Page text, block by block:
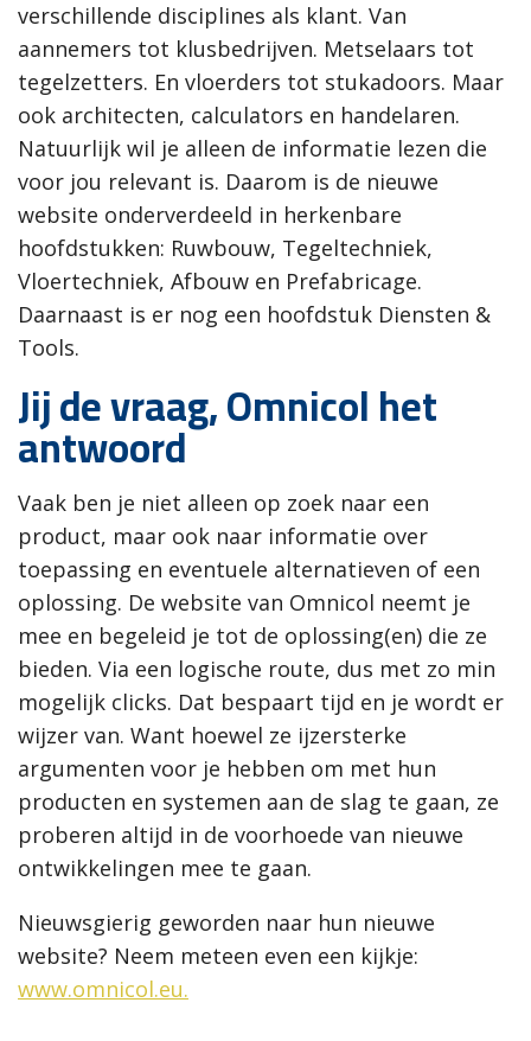
verschillende disciplines als klant. Van
aannemers tot klusbedrijven. Metselaars tot
tegelzetters. En vloerders tot stukadoors. Maar
ook architecten, calculators en handelaren.
Natuurlijk wil je alleen de informatie lezen die
voor jou relevant is. Daarom is de nieuwe
website onderverdeeld in herkenbare
hoofdstukken: Ruwbouw, Tegeltechniek,
Vloertechniek, Afbouw en Prefabricage.
Daarnaast is er nog een hoofdstuk Diensten &
Tools.
Jij de vraag, Omnicol het
antwoord
Vaak ben je niet alleen op zoek naar een
product, maar ook naar informatie over
toepassing en eventuele alternatieven of een
oplossing. De website van Omnicol neemt je
mee en begeleid je tot de oplossing(en) die ze
bieden. Via een logische route, dus met zo min
mogelijk clicks. Dat bespaart tijd en je wordt er
wijzer van. Want hoewel ze ijzersterke
argumenten voor je hebben om met hun
producten en systemen aan de slag te gaan, ze
proberen altijd in de voorhoede van nieuwe
ontwikkelingen mee te gaan.
Nieuwsgierig geworden naar hun nieuwe
website? Neem meteen even een kijkje:
www.omnicol.eu.